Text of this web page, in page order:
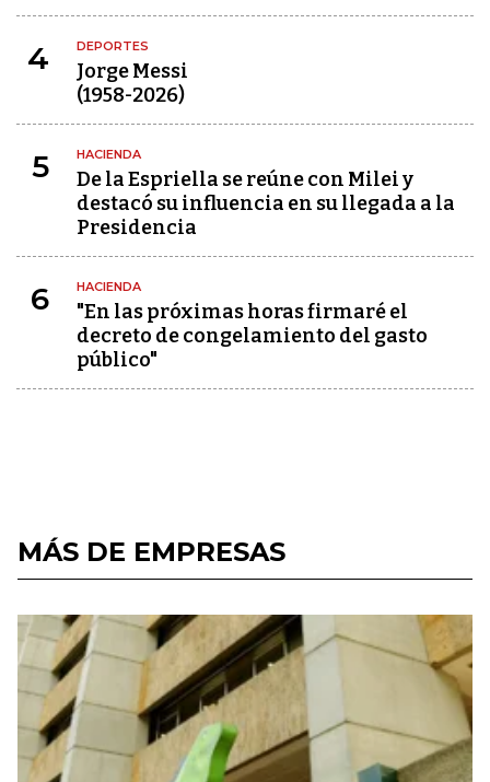
4 DEPORTES
Jorge Messi
(1958-2026)
5 HACIENDA
De la Espriella se reúne con Milei y
destacó su influencia en su llegada a la
Presidencia
6 HACIENDA
"En las próximas horas firmaré el
decreto de congelamiento del gasto
público"
MÁS DE EMPRESAS